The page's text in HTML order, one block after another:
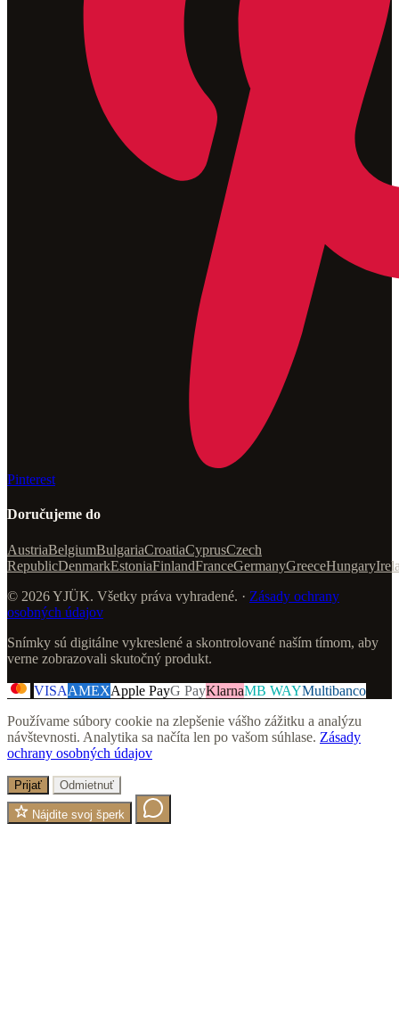
Pinterest
Doručujeme do
AustriaBelgiumBulgariaCroatiaCyprusCzech
RepublicDenmarkEstoniaFinlandFranceGermanyGreeceHungary
© 2026 YJÜK. Všetky práva vyhradené. · Zásady ochrany
osobných údajov
Snímky sú digitálne vykreslené a skontrolované naším tímom, aby
verne zobrazovali skutočný produkt.
VISAAMEXApple PayG PayKlarnaMB WAYMultibanco
Používame súbory cookie na zlepšenie vášho zážitku a analýzu
návštevnosti. Analytika sa načíta len po vašom súhlase. Zásady
ochrany osobných údajov
Prijať Odmietnuť
Nájdite svoj šperk